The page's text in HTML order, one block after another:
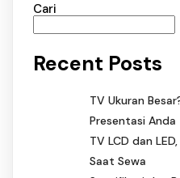
Cari
Recent Posts
TV Ukuran
Presentasi Anda
TV LCD dan
Saat Sewa